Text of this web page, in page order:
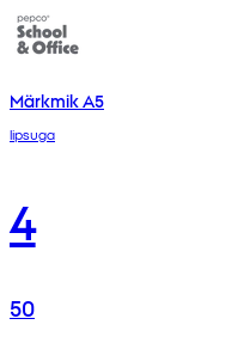
Märkmik A5
lipsuga
4
50